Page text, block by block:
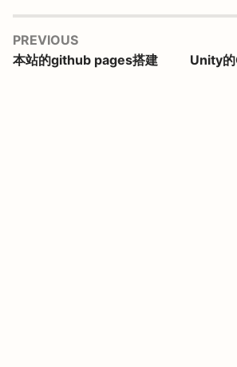
PREVIOUS
本站的github pages搭建
Unity